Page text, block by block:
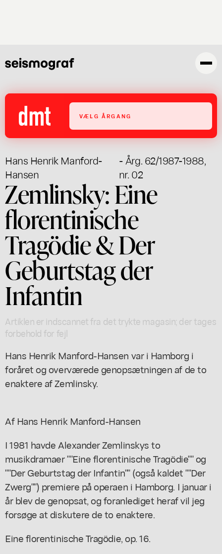
VÆLG ÅRGANG
Hans Henrik Manford-
Hansen
- Årg. 62/1987-1988,
nr. 02
Zemlinsky: Eine
florentinische
Tragödie & Der
Geburtstag der
Infantin
Artiklen er indscannet fra det trykte magasin; der tages
forbehold for fejl
Hans Henrik Manford-Hansen var i Hamborg i
foråret og overværede genopsætningen af de to
enaktere af Zemlinsky.
Af Hans Henrik Manford-Hansen
I 1981 havde Alexander Zemlinskys to
musikdramaer ""Eine florentinische Tragödie"" og
""Der Geburtstag der Infantin"" (også kaldet ""Der
Zwerg"") premiere på operaen i Hamborg. I januar i
år blev de genopsat, og foranlediget heraf vil jeg
forsøge at diskutere de to enaktere.
Eine florentinische Tragödie, op. 16.